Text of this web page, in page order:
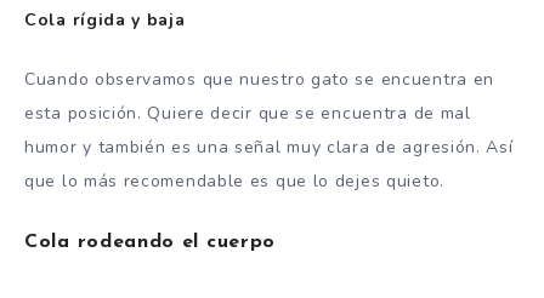
Cola rígida y baja
Cuando observamos que nuestro gato se encuentra en
esta posición. Quiere decir que se encuentra de mal
humor y también es una señal muy clara de agresión. Así
que lo más recomendable es que lo dejes quieto.
Cola rodeando el cuerpo